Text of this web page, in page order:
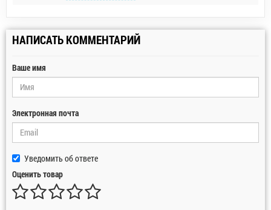
НАПИСАТЬ КОММЕНТАРИЙ
Ваше имя
Электронная почта
Уведомить об ответе
Оценить товар